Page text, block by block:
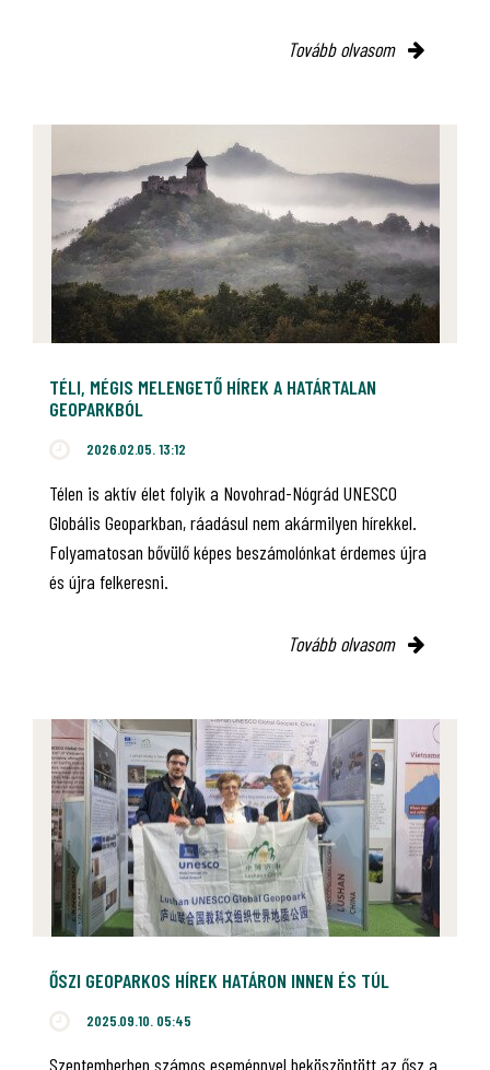
Tovább olvasom
TÉLI, MÉGIS MELENGETŐ HÍREK A HATÁRTALAN
GEOPARKBÓL
2026.02.05. 13:12
Télen is aktív élet folyik a Novohrad-Nógrád UNESCO
Globális Geoparkban, ráadásul nem akármilyen hírekkel.
Folyamatosan bővülő képes beszámolónkat érdemes újra
és újra felkeresni.
Tovább olvasom
ŐSZI GEOPARKOS HÍREK HATÁRON INNEN ÉS TÚL
2025.09.10. 05:45
Szeptemberben számos eseménnyel beköszöntött az ősz a